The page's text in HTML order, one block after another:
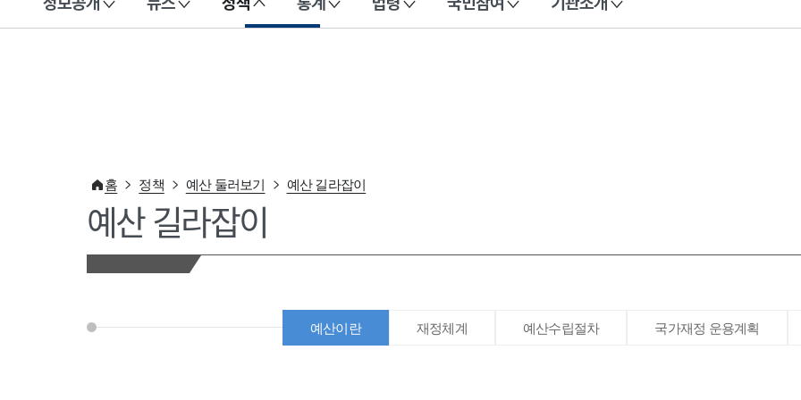
이 누리집은 대한민국 공식 전자정부 누리집입니다.
홈 정책 예산 둘러보기 예산 길라잡이
예산 길라잡이
예산이란 재정체계 예산수립절차 국가재정 운용계획